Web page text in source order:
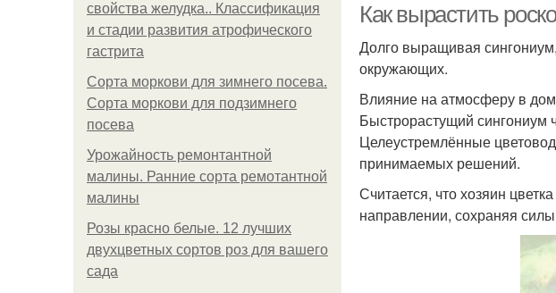
свойства желудка.. Классификация
и стадии развития атрофического
гастрита
Сорта моркови для зимнего посева.
Сорта моркови для подзимнего
посева
Урожайность ремонтантной
малины. Ранние сорта ремотантной
малины
Розы красно белые. 12 лучших
двухцветных сортов роз для вашего
сада
Как вырастить
Долго выращивая
окружающих.
Влияние на атмосферу в
Быстрорастущий сингониум
Целеустремлённые
принимаемых решений.
Считается, что хозяин
направлении, сохраняя